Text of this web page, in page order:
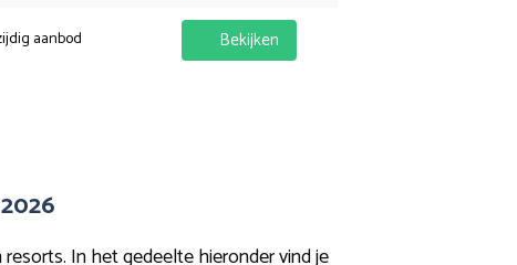
aanbod Bekijken
In het gedeelte hieronder vind je